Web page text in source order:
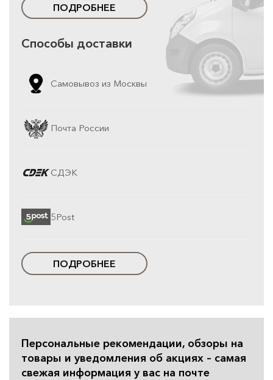
ПОДРОБНЕЕ
Способы доставки
Самовывоз из Москвы
Почта России
СДЭК
5Post
ПОДРОБНЕЕ
Персональные рекомендации, обзоры на
товары и уведомления об акциях – самая
свежая информация у вас на почте